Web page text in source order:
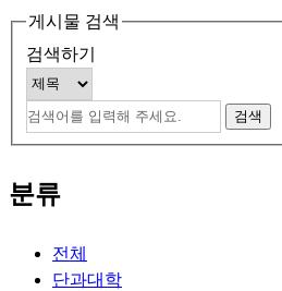
게시물 검색
검색하기
분류
전체
단과대학